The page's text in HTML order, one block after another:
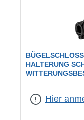
HALTERUNG
Hier